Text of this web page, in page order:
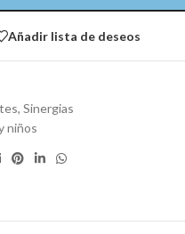
Añadir lista de deseos
, Sinergias
niños